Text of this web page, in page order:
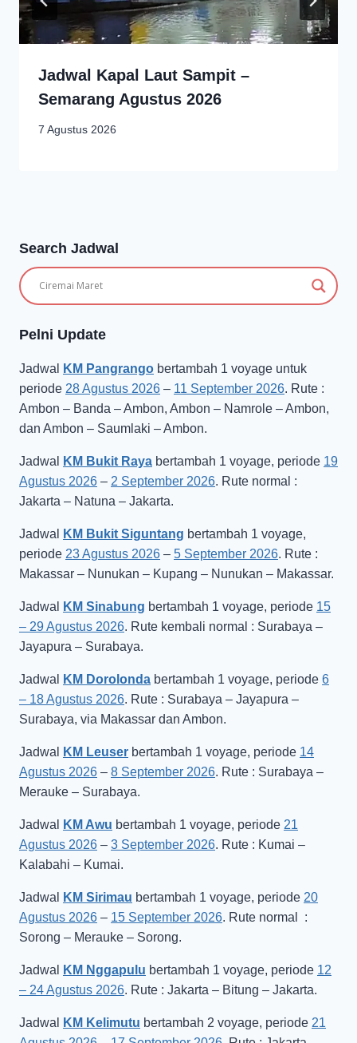
Jadwal Kapal Laut Sampit –
Semarang Agustus 2026
7 Agustus 2026
Search Jadwal
Pelni Update
Jadwal KM Pangrango bertambah 1 voyage untuk
periode 28 Agustus 2026 – 11 September 2026. Rute :
Ambon – Banda – Ambon, Ambon – Namrole – Ambon,
dan Ambon – Saumlaki – Ambon.
Jadwal KM Bukit Raya bertambah 1 voyage, periode 19
Agustus 2026 – 2 September 2026. Rute normal :
Jakarta – Natuna – Jakarta.
Jadwal KM Bukit Siguntang bertambah 1 voyage,
periode 23 Agustus 2026 – 5 September 2026. Rute :
Makassar – Nunukan – Kupang – Nunukan – Makassar.
Jadwal KM Sinabung bertambah 1 voyage, periode 15
– 29 Agustus 2026. Rute kembali normal : Surabaya –
Jayapura – Surabaya.
Jadwal KM Dorolonda bertambah 1 voyage, periode 6
– 18 Agustus 2026. Rute : Surabaya – Jayapura –
Surabaya, via Makassar dan Ambon.
Jadwal KM Leuser bertambah 1 voyage, periode 14
Agustus 2026 – 8 September 2026. Rute : Surabaya –
Merauke – Surabaya.
Jadwal KM Awu bertambah 1 voyage, periode 21
Agustus 2026 – 3 September 2026. Rute : Kumai –
Kalabahi – Kumai.
Jadwal KM Sirimau bertambah 1 voyage, periode 20
Agustus 2026 – 15 September 2026. Rute normal :
Sorong – Merauke – Sorong.
Jadwal KM Nggapulu bertambah 1 voyage, periode 12
– 24 Agustus 2026. Rute : Jakarta – Bitung – Jakarta.
Jadwal KM Kelimutu bertambah 2 voyage, periode 21